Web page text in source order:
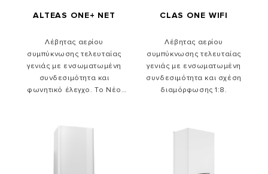
ALTEAS ONE+ NET
Λέβητας αερίου
συμπύκνωσης τελευταίας
γενιάς με ενσωματωμένη
συνδεσιμότητα και
φωνητικό έλεγχο. Το Νέο
επιδόσεις. Με γυάλινο
CLAS ONE WIFI
Λέβητας αερίου
συμπύκνωσης τελευταίας
γενιάς με ενσωματωμένη
συνδεσιμότητα και σχέση
διαμόρφωσης 1:8.